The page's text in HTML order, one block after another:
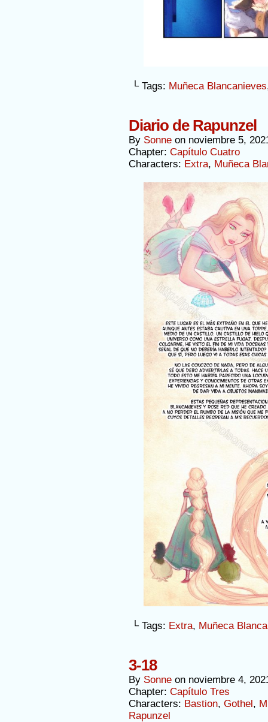
└ Tags: Muñeca Blancanieves
Diario de Rapunzel
By Sonne on noviembre 5,
Chapter: Capítulo Cuatro
Characters: Extra, Muñeca
└ Tags: Extra, Muñeca
3-18
By Sonne on noviembre 4,
Chapter: Capítulo Tres
Characters: Bastion, Gothel,
Rapunzel